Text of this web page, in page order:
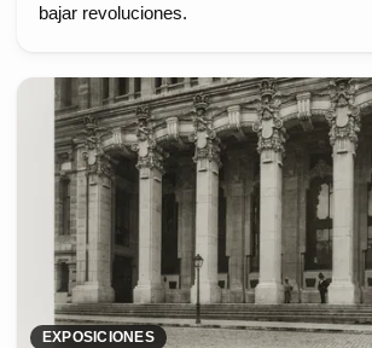
bajar revoluciones.
EXPOSICIONES